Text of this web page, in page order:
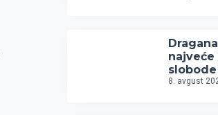
slobode
8. avgust